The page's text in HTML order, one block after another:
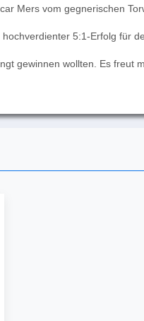
Mers vom gegnerischen
5:1-Erfolg für
gewinnen wollten. Es freut